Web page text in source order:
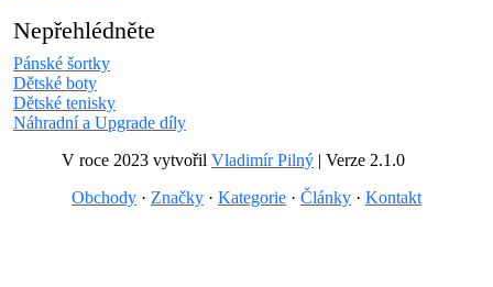
Nepřehlédněte
Pánské šortky
Dětské boty
Dětské tenisky
Náhradní a Upgrade díly
V roce 2023 vytvořil Vladimír Pilný | Verze 2.1.0
Obchody · Značky · Kategorie · Články · Kontakt